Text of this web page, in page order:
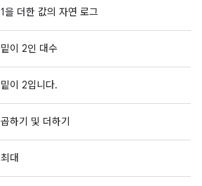
1을 더한 값의 자연 로그
밑이 2인 대수
밑이 2입니다.
곱하기 및 더하기
최대